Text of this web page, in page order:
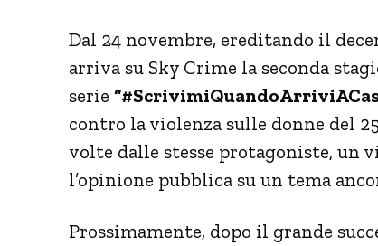
Dal 24 novembre, ereditando il
arriva su Sky Crime la seconda
serie
contro la violenza sulle donne del
volte dalle stesse protagoniste, un
l’opinione pubblica su un tema
Prossimamente, dopo il grande